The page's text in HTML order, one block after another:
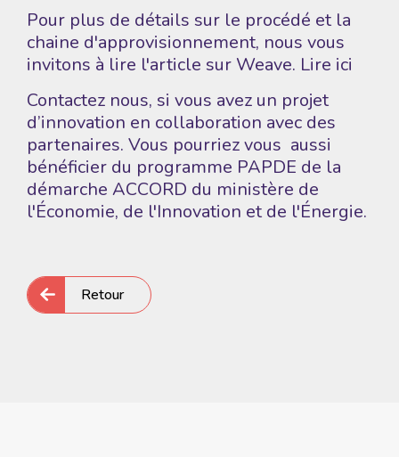
Pour plus de détails sur le procédé et la
chaine d'approvisionnement, nous vous
invitons à lire l'article sur Weave. Lire ici
Contactez nous, si vous avez un projet
d’innovation en collaboration avec des
partenaires. Vous pourriez vous aussi
bénéficier du programme PAPDE de la
démarche ACCORD du ministère de
l'Économie, de l'Innovation et de l'Énergie.
Retour